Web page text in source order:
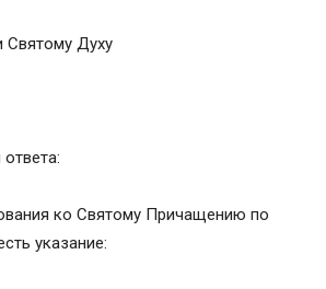
Святому Духу
ко Святому Причащению по
указание: